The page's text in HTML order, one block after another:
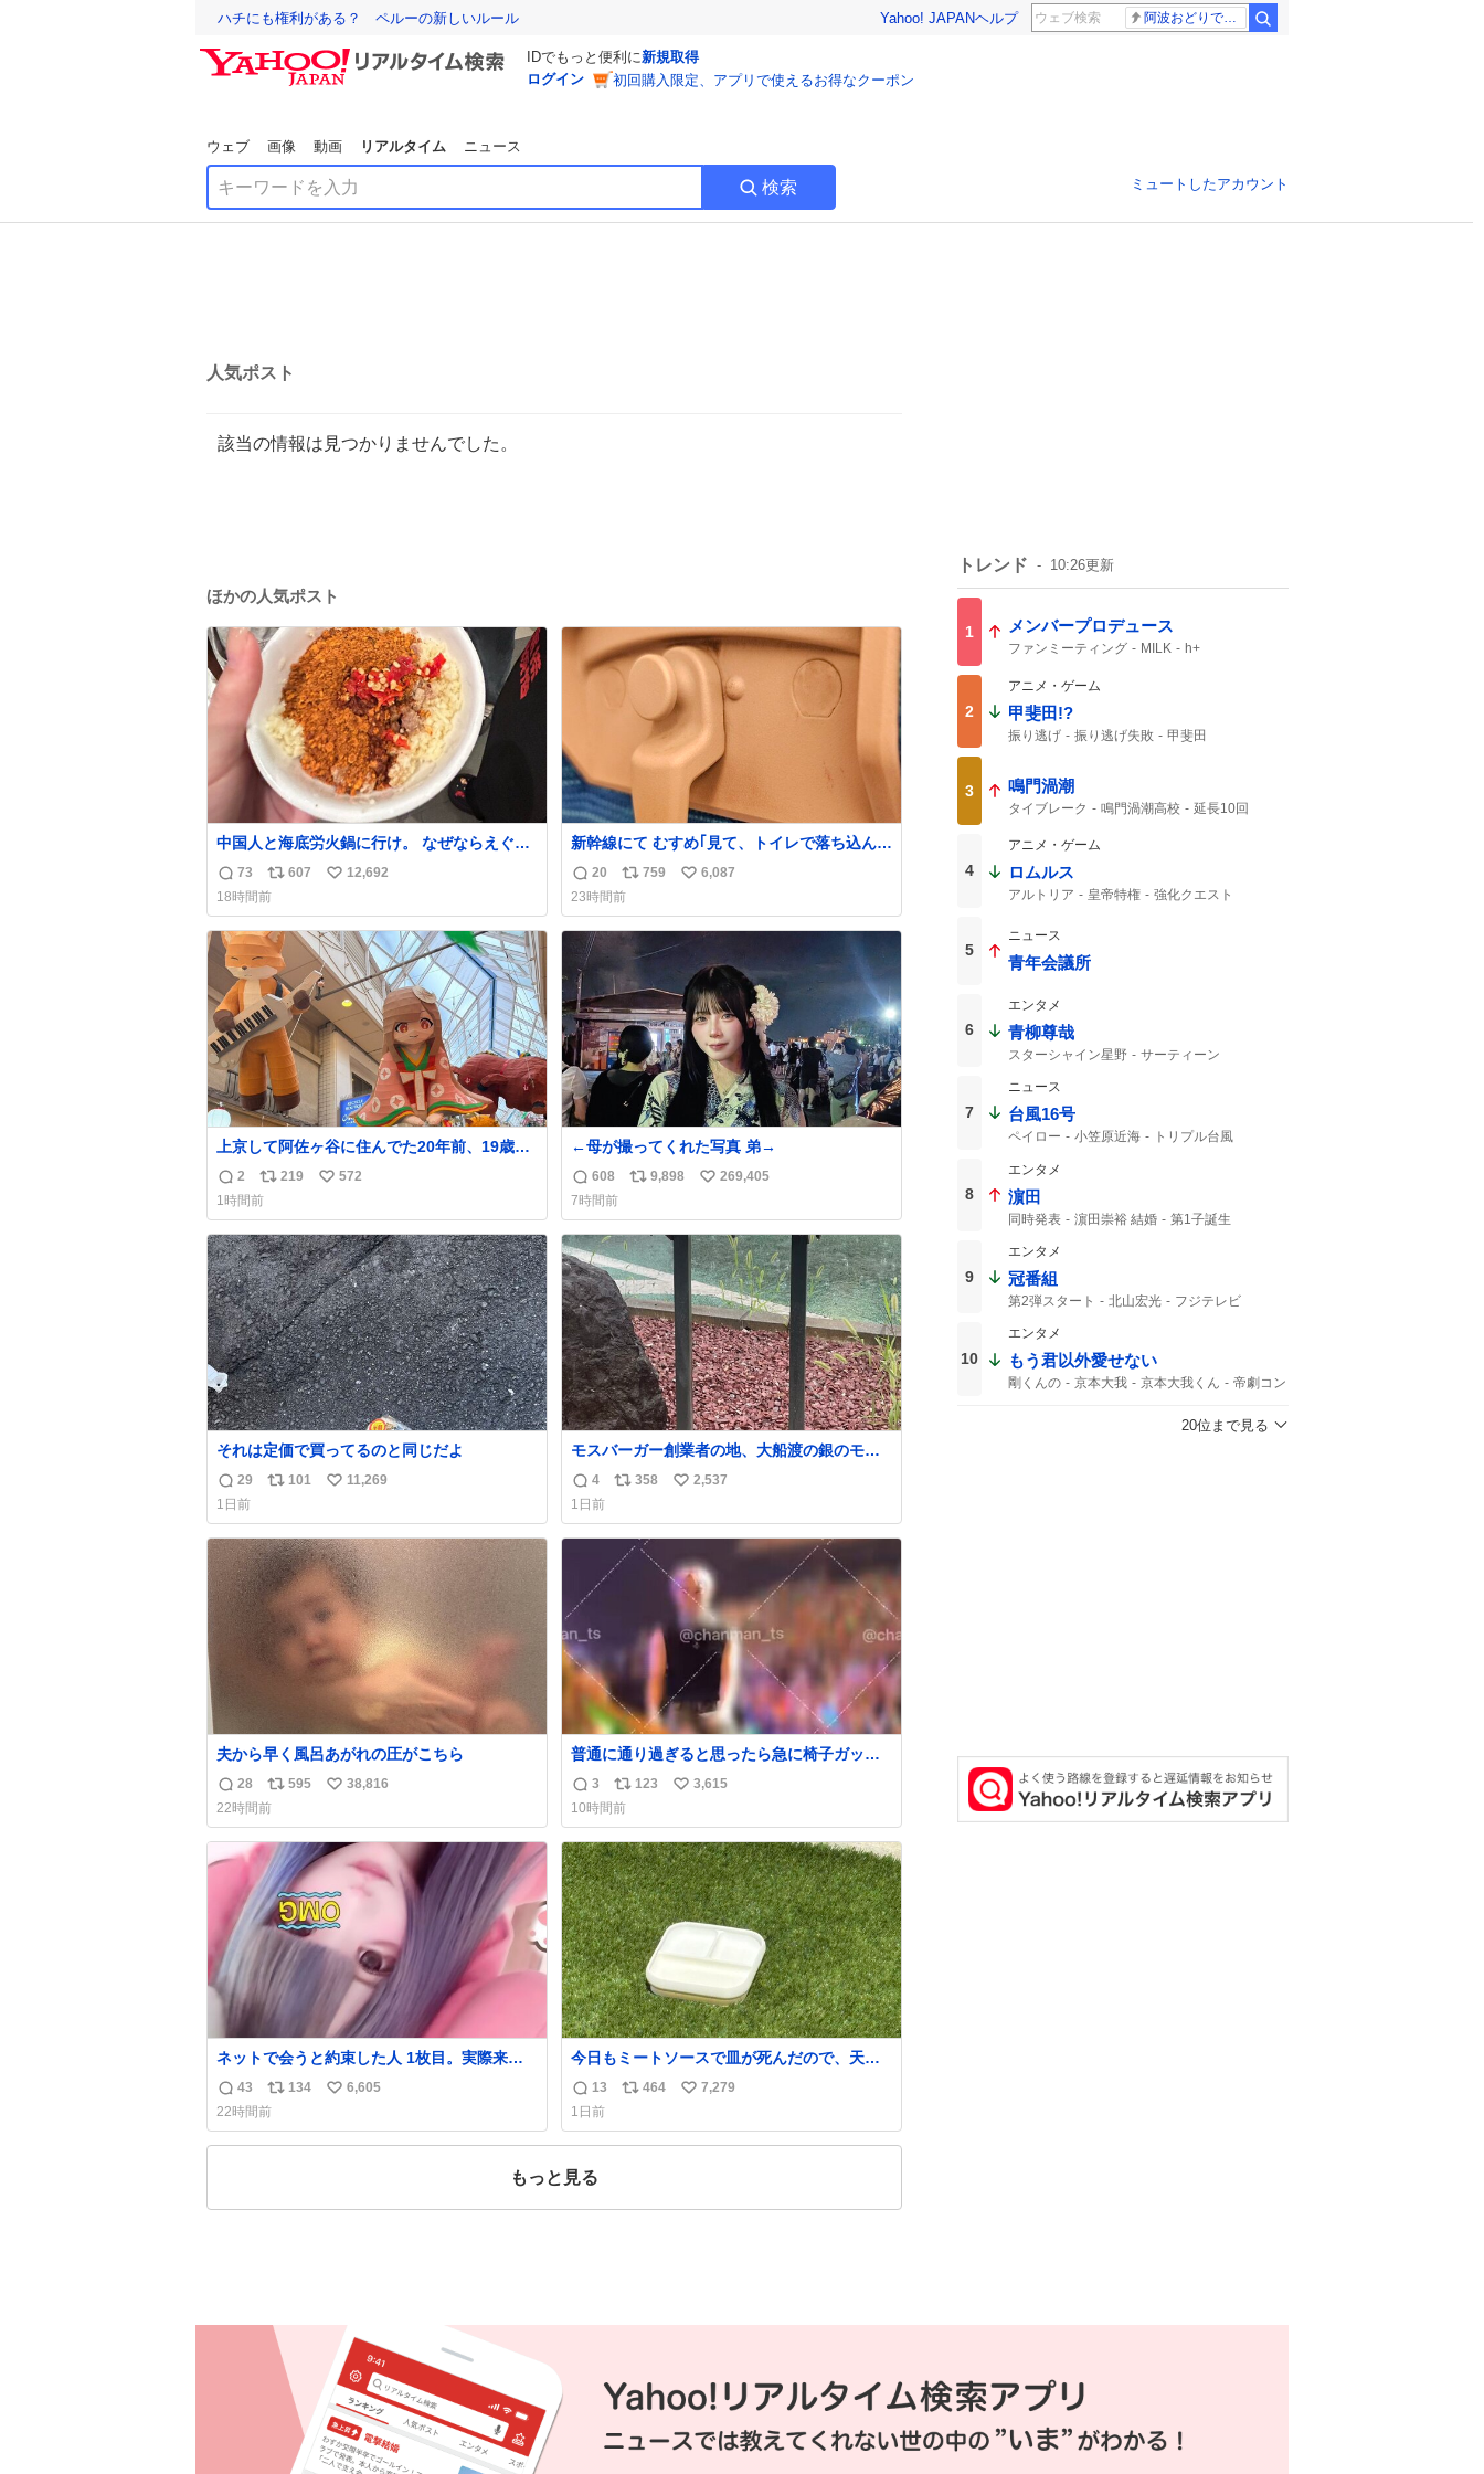
ハチにも権利がある？ ペルーの新しいルール Yahoo! JAPANヘルプ 阿波おどりで不適切な動画
IDでもっと便利に新規取得
ログイン
初回購入限定、アプリで使えるお得なクーポン
ウェブ 画像 動画 リアルタイム ニュース
検索 ミュートしたアカウント
人気ポスト
該当の情報は見つかりませんでした。
ほかの人気ポスト
中国人と海底労火鍋に行け。 なぜならえぐい
調合して美味しすぎる ソースを作ってくれる
から。
返
信
数
73
リ
ポ
ス
ト
数
607
い
ね
数
12,692
18時間前
新幹線にて むすめ｢見て、トイレで落ち込んで
る人｣ それにしか見えなくなった どうしてく
れるんだ
返
信
数
20
リ
ポ
ス
ト
数
759
い
ね
6,087
23時間前
上京して阿佐ヶ谷に住んでた20年前、19歳の
時から毎年参加してるお祭りなのでとっても
感慨深いです。うれしーーー！作っていただ
いた方本当にありがとう。
返
信
数
2
リ
ポ
ス
ト
数
219
い
ね
数
572
1時間前
←母が撮ってくれた写真 弟→
返
信
数
608
リ
ス
ト
数
9,898
い
ね
数
269,405
7時間前
それは定価で買ってるのと同じだよ
返
信
数
29
リ
ス
ト
数
101
い
ね
数
11,269
1日前
モスバーガー創業者の地、大船渡の銀のモス
バーガーに一礼。
返
信
数
4
リ
ス
ト
358
い
ね
数
2,537
1日前
夫から早く風呂あがれの圧がこちら
返
信
数
28
リ
ポ
ス
ト
数
595
い
ね
数
38,816
22時間前
普通に通り過ぎると思ったら急に椅子ガッっ
て来てビビった。そんでまじいい匂い。← #
超特急_ESCORT
返
信
数
3
リ
ポ
ス
ト
数
123
い
ね
数
3,615
10時間前
ネットで会うと約束した人 1枚目。実際来た
人2枚目
返
信
数
43
リ
ポ
ス
134
い
ね
6,605
22時間前
今日もミートソースで皿が死んだので、天日
干しをしています🍝 ありがとう先人の知恵
返
信
数
13
リ
ス
464
い
ね
7,279
1日前
もっと見る
トレンド 10:26更新
1 メンバープロデュース
ファンミーティング MILK h+
2
アニメ・ゲーム
甲斐田!?
振り逃げ 振り逃げ失敗 甲斐田
3 鳴門渦潮
タイブレーク 鳴門渦潮高校
延長10回
西村くん
金子くん
9回2アウト
4
アニメ・ゲーム
ロムルス
アルトリア 皇帝特権
強化クエスト
5
ニュース
青年会議所
6
エンタメ
青柳尊哉
スターシャイン星野
サーティーン
仮面ライダーゼッツ
7
ニュース
台風16号
ペイロー 小笠原近海
トリプル台風
台風14号
8
エンタメ
濵田
同時発表 濵田崇裕 結婚
第1子誕生
午後6時
結婚した?
9
エンタメ
冠番組
第2弾スタート 北山宏光 フジテレビ
10
エンタメ
もう君以外愛せない
剛くんの 京本大我 京本大我くん
帝劇コン
市村正親 芳雄
20位まで見る